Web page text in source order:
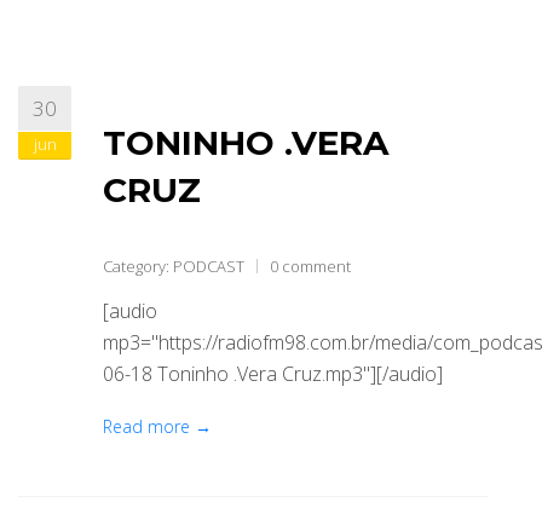
30
jun
TONINHO .VERA
CRUZ
Category: PODCAST 0 comment
[audio
mp3="https://radiofm98.com.br/media/
06-18 Toninho .Vera Cruz.mp3"][/audio]
Read more →